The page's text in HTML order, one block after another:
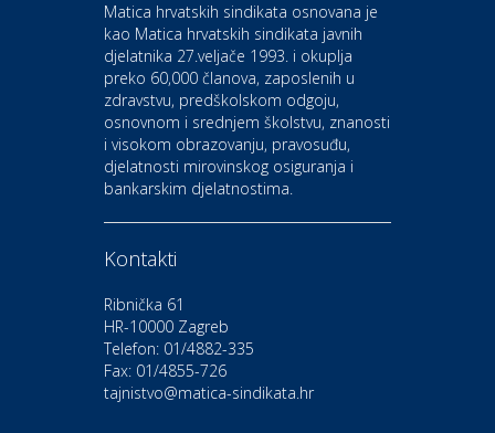
Bistrica
Auto-moto i tehnika
CIAK Auto d.o.o.
Kultura i edukacija
Kazalište Gavella
Moda i ljepota
Gastro
Hotel Bunčić Vrbovec
Matica hrvatskih sindikata osnovana je
kao Matica hrvatskih sindikata javnih
djelatnika 27.veljače 1993. i okuplja
preko 60,000 članova, zaposlenih u
zdravstvu, predškolskom odgoju,
osnovnom i srednjem školstvu, znanosti
i visokom obrazovanju, pravosuđu,
djelatnosti mirovinskog osiguranja i
bankarskim djelatnostima.
Kontakti
Ribnička 61
HR-10000 Zagreb
Telefon: 01/4882-335
Fax: 01/4855-726
tajnistvo@matica-sindikata.hr